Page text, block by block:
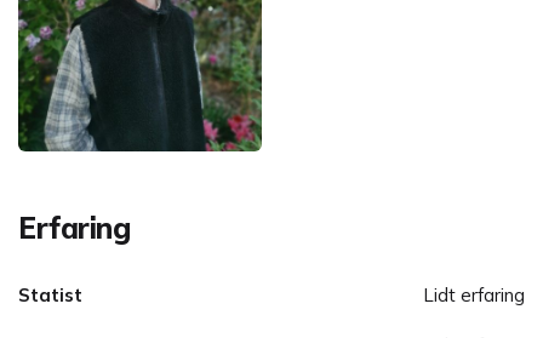
Erfaring
Statist Lidt erfaring